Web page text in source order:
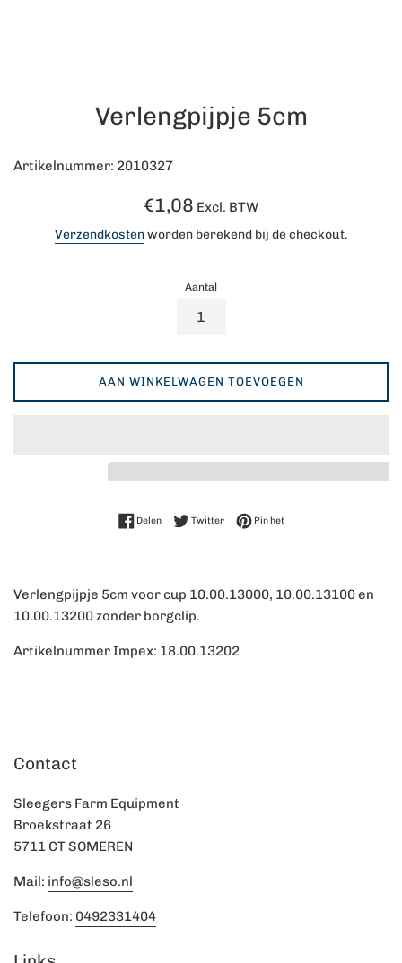
Verlengpijpje 5cm
Artikelnummer: 2010327
Normale
€1,08 Excl. BTW
Verzendkostenworden berekend bij de checkout.
Aantal
AAN WINKELWAGEN TOEVOEGEN
DelenDelen op Facebook
TwitterTwitteren op Twitter
Pin hetPinnen op Pinterest
Verlengpijpje 5cm voor cup 10.00.13000, 10.00.13100 en
10.00.13200 zonder borgclip.
Artikelnummer Impex: 18.00.13202
Contact
Sleegers Farm Equipment
Broekstraat 26
5711 CT SOMEREN
Mail: info@sleso.nl
Telefoon: 0492331404